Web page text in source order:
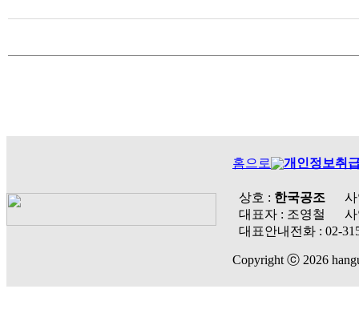
홈으로 개인정보취
상호 : 한국공조
대표자 : 조영철
대표안내전화 : 02-
Copyright ⓒ 2026